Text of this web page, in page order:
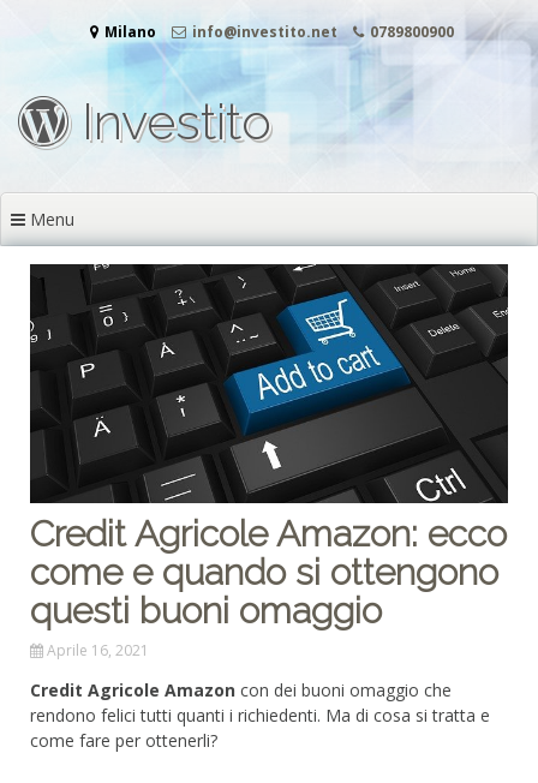
Milano info@investito.net 0789800900
Investito
Menu
Credit Agricole Amazon: ecco
come e quando si ottengono
questi buoni omaggio
Aprile 16, 2021
Credit Agricole Amazon con dei buoni omaggio che
rendono felici tutti quanti i richiedenti. Ma di cosa si tratta e
come fare per ottenerli?